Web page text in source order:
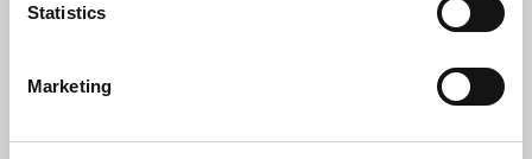
Statistics
Marketing
TARIFFA NON ASSOCIATI